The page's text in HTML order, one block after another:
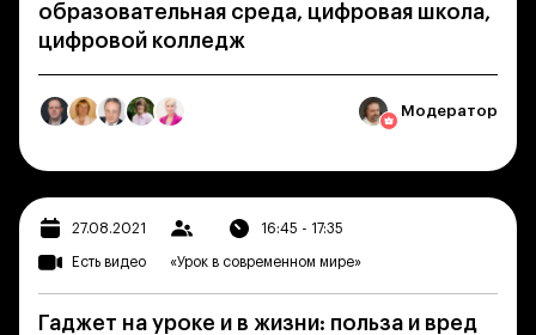
образовательная среда, цифровая школа,
цифровой колледж
Модератор
27.08.2021 16:45 - 17:35
Есть видео «Урок в современном мире»
Гаджет на уроке и в жизни: польза и вред